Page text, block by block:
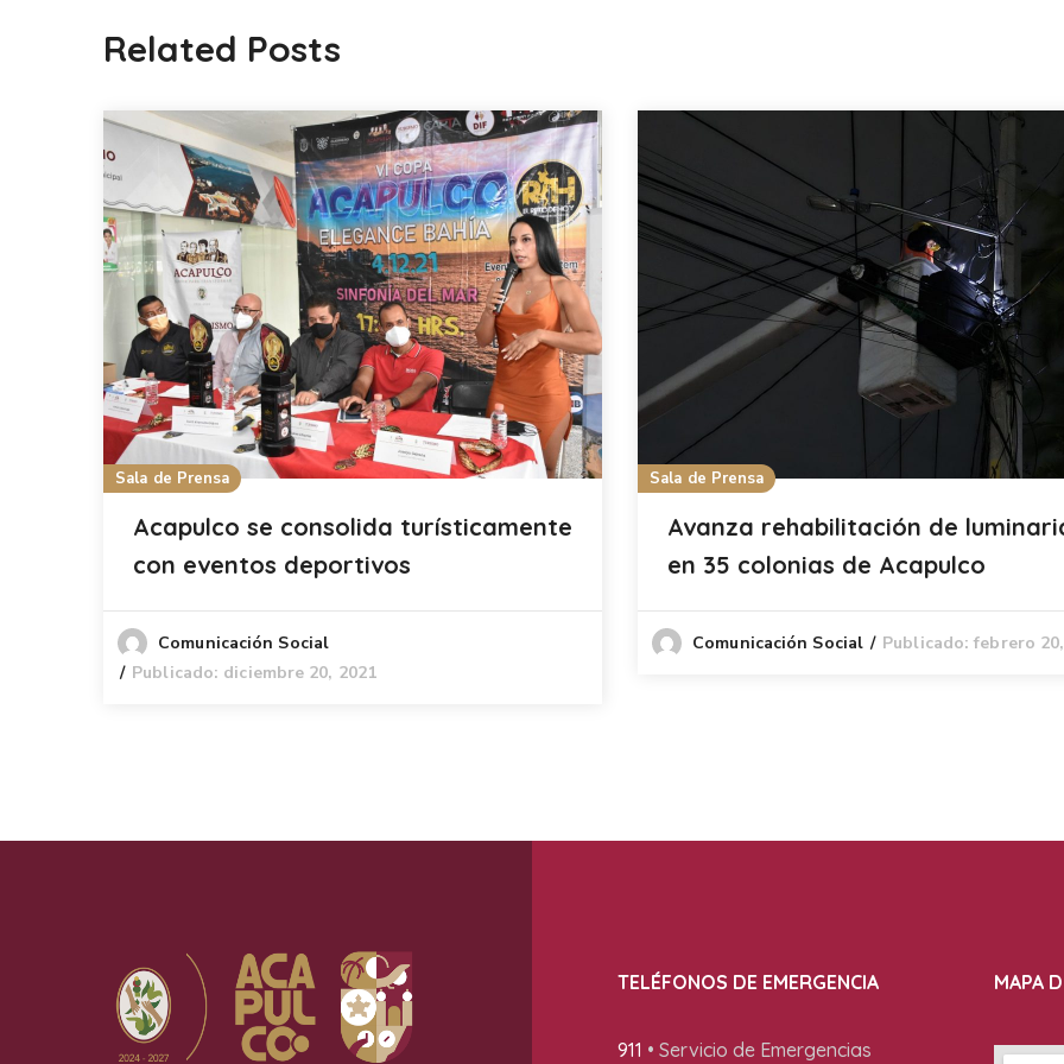
Related Posts
Sala de Prensa
Acapulco se consolida turísticamente
con eventos deportivos
Comunicación Social
Publicado: diciembre 20, 2021
Sala de Prensa
Avanza rehabilitación de
en 35 colonias de Acapulco
Comunicación Social Publicado: febrero
TELÉFONOS DE EMERGENCIA
911 • Servicio de Emergencias
MAPA